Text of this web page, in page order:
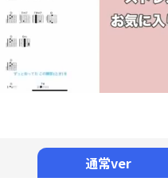
通常ver